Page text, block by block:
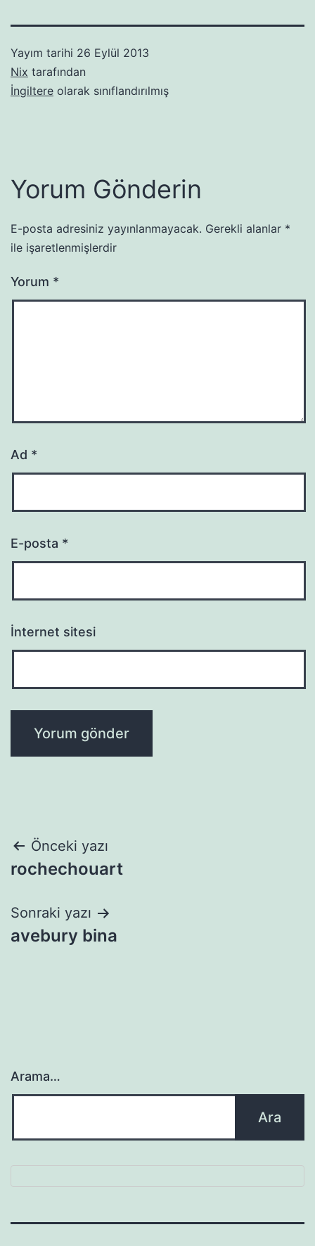
Yayım tarihi 26 Eylül 2013
Nix tarafından
İngiltere olarak sınıflandırılmış
Yorum Gönderin
E-posta adresiniz yayınlanmayacak. Gerekli alanlar *
ile işaretlenmişlerdir
Yorum *
Ad *
E-posta *
İnternet sitesi
Yazı
gezinmesi
Önceki yazı
rochechouart
Sonraki yazı
avebury bina
Arama…